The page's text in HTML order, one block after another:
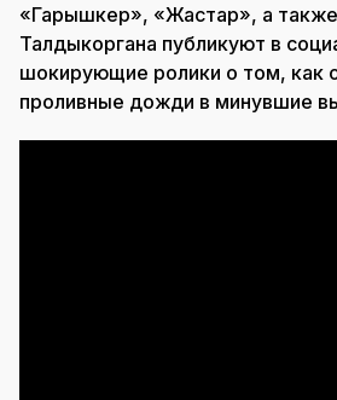
«Гарышкер», «Жастар», а также
Талдыкоргана публикуют в
шокирующие ролики о том, как
проливные дожди в минувшие